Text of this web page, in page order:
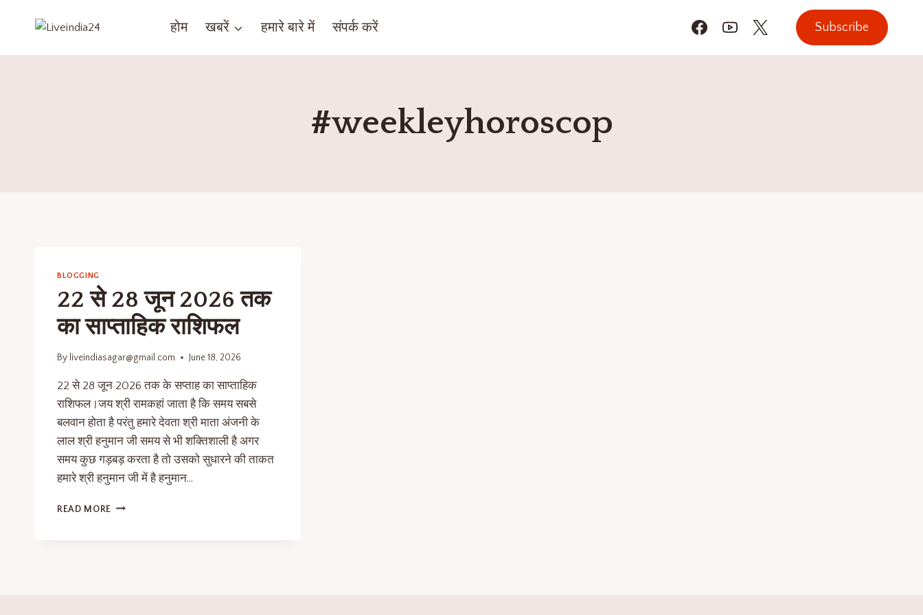
होम खबरें हमारे बारे में संपर्क करें Subscribe
#weekleyhoroscop
BLOGGING
22 से 28 जून 2026 तक
का साप्ताहिक राशिफल
By liveindiasagar@gmail.com June 18, 2026
22 से 28 जून 2026 तक के सप्ताह का साप्ताहिक
राशिफल।जय श्री रामकहां जाता है कि समय सबसे
बलवान होता है परंतु हमारे देवता श्री माता अंजनी के
लाल श्री हनुमान जी समय से भी शक्तिशाली है अगर
समय कुछ गड़बड़ करता है तो उसको सुधारने की ताकत
हमारे श्री हनुमान जी में है हनुमान…
READ MORE